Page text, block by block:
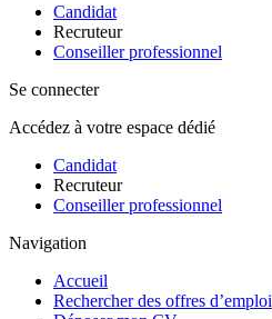
Candidat
Recruteur
Conseiller professionnel
Se connecter
Accédez à votre espace dédié
Candidat
Recruteur
Conseiller professionnel
Navigation
Accueil
Rechercher des offres d’emploi